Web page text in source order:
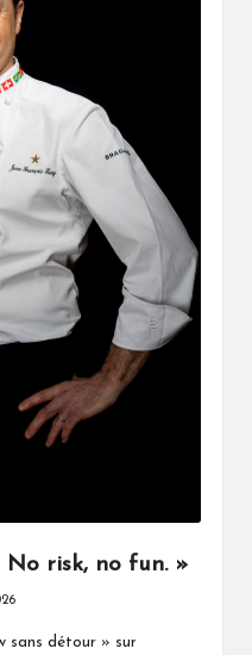
No risk, no fun. »
sans détour » sur